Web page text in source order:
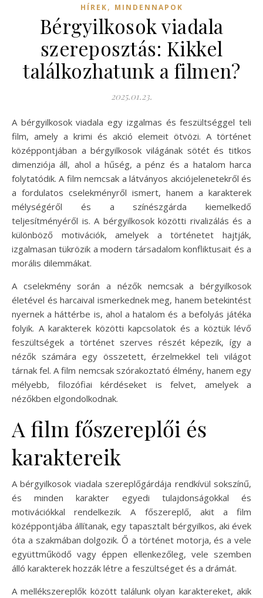
HÍREK, MINDENNAPOK
Bérgyilkosok viadala
szereposztás: Kikkel
találkozhatunk a filmen?
2025.01.23.
A bérgyilkosok viadala egy izgalmas és feszültséggel teli
film, amely a krimi és akció elemeit ötvözi. A történet
középpontjában a bérgyilkosok világának sötét és titkos
dimenziója áll, ahol a hűség, a pénz és a hatalom harca
folytatódik. A film nemcsak a látványos akciójelenetekről és
a fordulatos cselekményről ismert, hanem a karakterek
mélységéről és a színészgárda kiemelkedő
teljesítményéről is. A bérgyilkosok közötti rivalizálás és a
különböző motivációk, amelyek a történetet hajtják,
izgalmasan tükrözik a modern társadalom konfliktusait és a
morális dilemmákat.
A cselekmény során a nézők nemcsak a bérgyilkosok
életével és harcaival ismerkednek meg, hanem betekintést
nyernek a háttérbe is, ahol a hatalom és a befolyás játéka
folyik. A karakterek közötti kapcsolatok és a köztük lévő
feszültségek a történet szerves részét képezik, így a
nézők számára egy összetett, érzelmekkel teli világot
tárnak fel. A film nemcsak szórakoztató élmény, hanem egy
mélyebb, filozófiai kérdéseket is felvet, amelyek a
nézőkben elgondolkodnak.
A film főszereplői és
karaktereik
A bérgyilkosok viadala szereplőgárdája rendkívül sokszínű,
és minden karakter egyedi tulajdonságokkal és
motivációkkal rendelkezik. A főszereplő, akit a film
középpontjába állítanak, egy tapasztalt bérgyilkos, aki évek
óta a szakmában dolgozik. Ő a történet motorja, és a vele
együttműködő vagy éppen ellenkezőleg, vele szemben
álló karakterek hozzák létre a feszültséget és a drámát.
A mellékszereplők között találunk olyan karaktereket, akik